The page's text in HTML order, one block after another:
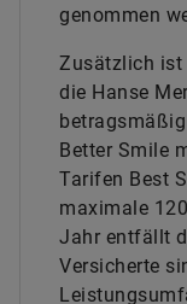
genommen
Zusätzlich ist
die Hanse
Better Smile
Tarifen Best
maximale
Jahr entfällt
Versicherte